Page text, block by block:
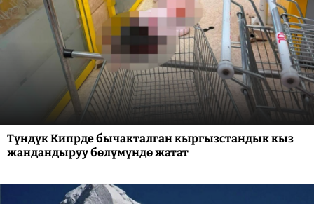
Түндүк Кипрде бычакталган кыргызстандык кыз
жандандыруу бөлүмүндө жатат